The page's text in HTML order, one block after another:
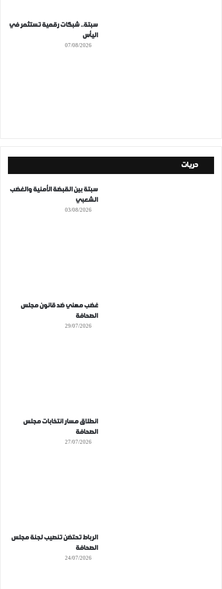
سبتة.. شبكات رقمية تستثمر في
اليأس
07/08/2026
حريات
سبتة بين القبضة الأمنية والغضب
الشعبي
03/08/2026
غضب مهني ضد قانون مجلس
الصحافة
29/07/2026
انطلاق مسار انتخابات مجلس
الصحافة
27/07/2026
الرباط تحتضن تنصيب لجنة مجلس
الصحافة
24/07/2026